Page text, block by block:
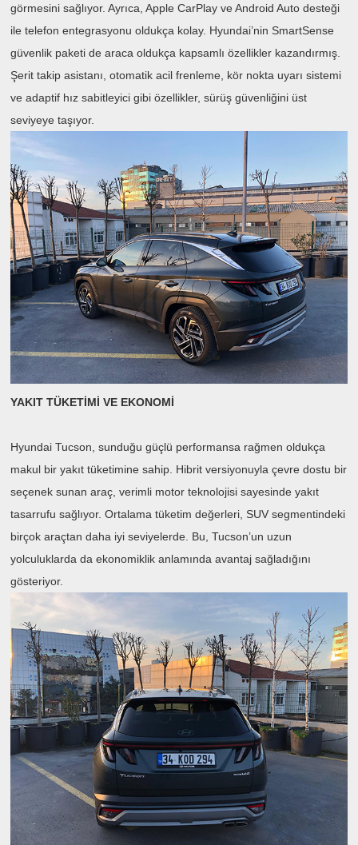
görmesini sağlıyor. Ayrıca, Apple CarPlay ve Android Auto desteği
ile telefon entegrasyonu oldukça kolay. Hyundai’nin SmartSense
güvenlik paketi de araca oldukça kapsamlı özellikler kazandırmış.
Şerit takip asistanı, otomatik acil frenleme, kör nokta uyarı sistemi
ve adaptif hız sabitleyici gibi özellikler, sürüş güvenliğini üst
seviyeye taşıyor.
YAKIT TÜKETİMİ VE EKONOMİ
Hyundai Tucson, sunduğu güçlü performansa rağmen oldukça
makul bir yakıt tüketimine sahip. Hibrit versiyonuyla çevre dostu bir
seçenek sunan araç, verimli motor teknolojisi sayesinde yakıt
tasarrufu sağlıyor. Ortalama tüketim değerleri, SUV segmentindeki
birçok araçtan daha iyi seviyelerde. Bu, Tucson’un uzun
yolculuklarda da ekonomiklik anlamında avantaj sağladığını
gösteriyor.